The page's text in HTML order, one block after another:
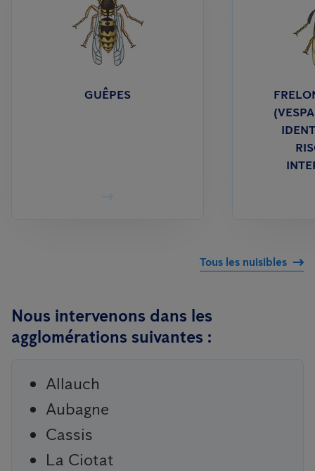
GUÊPES
Tous les nuisibles
Nous intervenons dans les
agglomérations suivantes :
Allauch
Aubagne
Cassis
La Ciotat